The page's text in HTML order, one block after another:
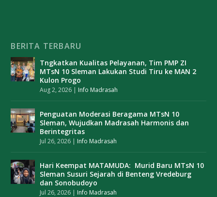
BERITA TERBARU
Tngkatkan Kualitas Pelayanan, Tim PMP ZI
MTsN 10 Sleman Lakukan Studi Tiru ke MAN 2
Kulon Progo
Aug 2, 2026 | Info Madrasah
Penguatan Moderasi Beragama MTsN 10
Sleman, Wujudkan Madrasah Harmonis dan
Berintegritas
Jul 26, 2026 | Info Madrasah
Hari Keempat MATAMUDA: Murid Baru MTsN 10
Sleman Susuri Sejarah di Benteng Vredeburg
dan Sonobudoyo
Jul 26, 2026 | Info Madrasah